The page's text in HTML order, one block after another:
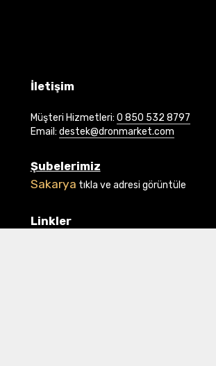
İletişim
Müşteri Hizmetleri: 0 850 532 8797
Email: destek@dronmarket.com
Şubelerimiz
Sakarya tıkla ve adresi görüntüle
Linkler